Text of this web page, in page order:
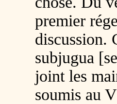
premier
discussion.
subjugua
joint les
soumis au